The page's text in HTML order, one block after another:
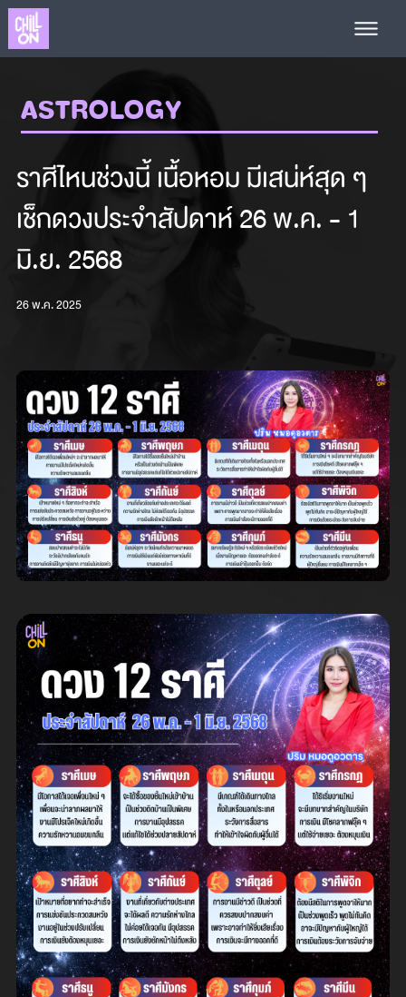
ASTROLOGY
ราศีไหนช่วงนี้ เนื้อหอม มีเสน่ห์สุด ๆ
เช็กดวงประจำสัปดาห์ 26 พ.ค. - 1
มิ.ย. 2568
26 พ.ค. 2025